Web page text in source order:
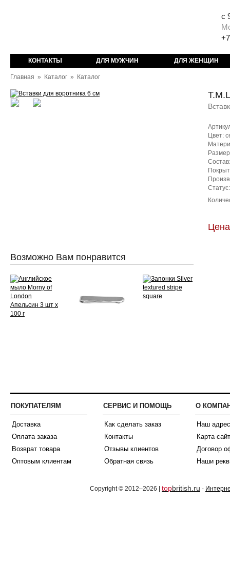
с
КОНТАКТЫ ДЛЯ МУЖЧИН ДЛЯ ЖЕНЩИН
Главная » Каталог » Каталог
Цвет:
Возможно Вам понравится
ПОКУПАТЕЛЯМ
Доставка
Оплата заказа
Возврат товара
Оптовым клиентам
СЕРВИС И ПОМОЩЬ
Как сделать заказ
Контакты
Отзывы клиентов
Обратная связь
О
Наш адрес
Карта
Договор
Наши
Copyright © 2012–2026 | topbritish.ru -